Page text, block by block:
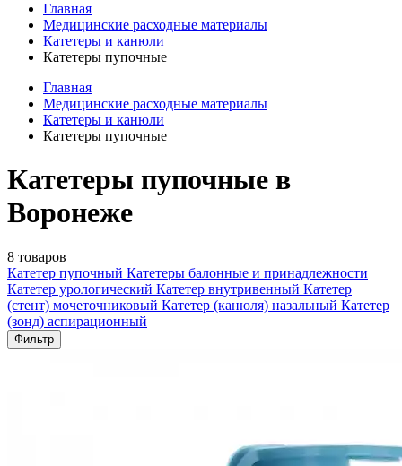
Главная
Медицинские расходные материалы
Катетеры и канюли
Катетеры пупочные
Главная
Медицинские расходные материалы
Катетеры и канюли
Катетеры пупочные
Катетеры пупочные в
Воронеже
8 товаров
Катетер пупочный Катетеры балонные и принадлежности
Катетер урологический Катетер внутривенный Катетер
(стент) мочеточниковый Катетер (канюля) назальный Катетер
(зонд) аспирационный
Фильтр